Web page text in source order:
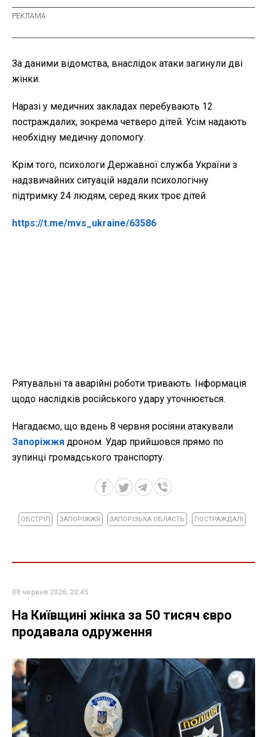
За даними відомства, внаслідок атаки загинули дві
жінки.
Наразі у медичних закладах перебувають 12
постраждалих, зокрема четверо дітей. Усім надають
необхідну медичну допомогу.
Крім того, психологи Державної служба України з
надзвичайних ситуацій надали психологічну
підтримку 24 людям, серед яких троє дітей.
https://t.me/mvs_ukraine/63586
Рятувальні та аварійні роботи тривають. Інформація
щодо наслідків російського удару уточнюється.
Нагадаємо, що вдень 8 червня росіяни атакували
Запоріжжя дроном. Удар прийшовся прямо по
зупинці громадського транспорту.
ОБСТРІЛ ЗАПОРІЖЖЯ ЗАПОРІЗЬКА ОБЛАСТЬ ПОСТРАЖДАЛІ
08 червня 2026, 20:45
На Київщині жінка за 50 тисяч євро
продавала одруження